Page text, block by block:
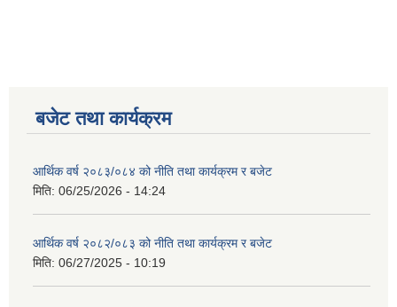
बजेट तथा कार्यक्रम
आर्थिक वर्ष २०८३/०८४ को नीति तथा कार्यक्रम र बजेट
मिति: 06/25/2026 - 14:24
आर्थिक वर्ष २०८२/०८३ को नीति तथा कार्यक्रम र बजेट
मिति: 06/27/2025 - 10:19